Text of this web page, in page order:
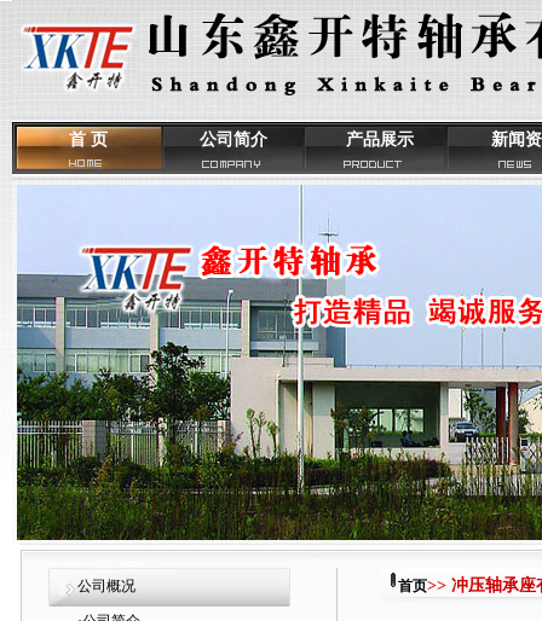
首 页 公司简介 产品展示 新闻
公司概况 首页>> 冲压轴承座